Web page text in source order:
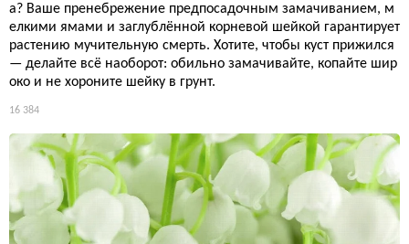
а? Ваше пренебрежение предпосадочным замачиванием, м
елкими ямами и заглублённой корневой шейкой гарантирует
растению мучительную смерть. Хотите, чтобы куст прижился
— делайте всё наоборот: обильно замачивайте, копайте шир
око и не хороните шейку в грунт.
16 384